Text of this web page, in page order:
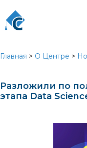
Главная > О Центре >
Разложили по
этапа Data